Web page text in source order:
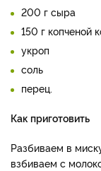
200 г сыра
150 г копченой
укроп
соль
перец.
Как приготовить
Разбиваем в
взбиваем с